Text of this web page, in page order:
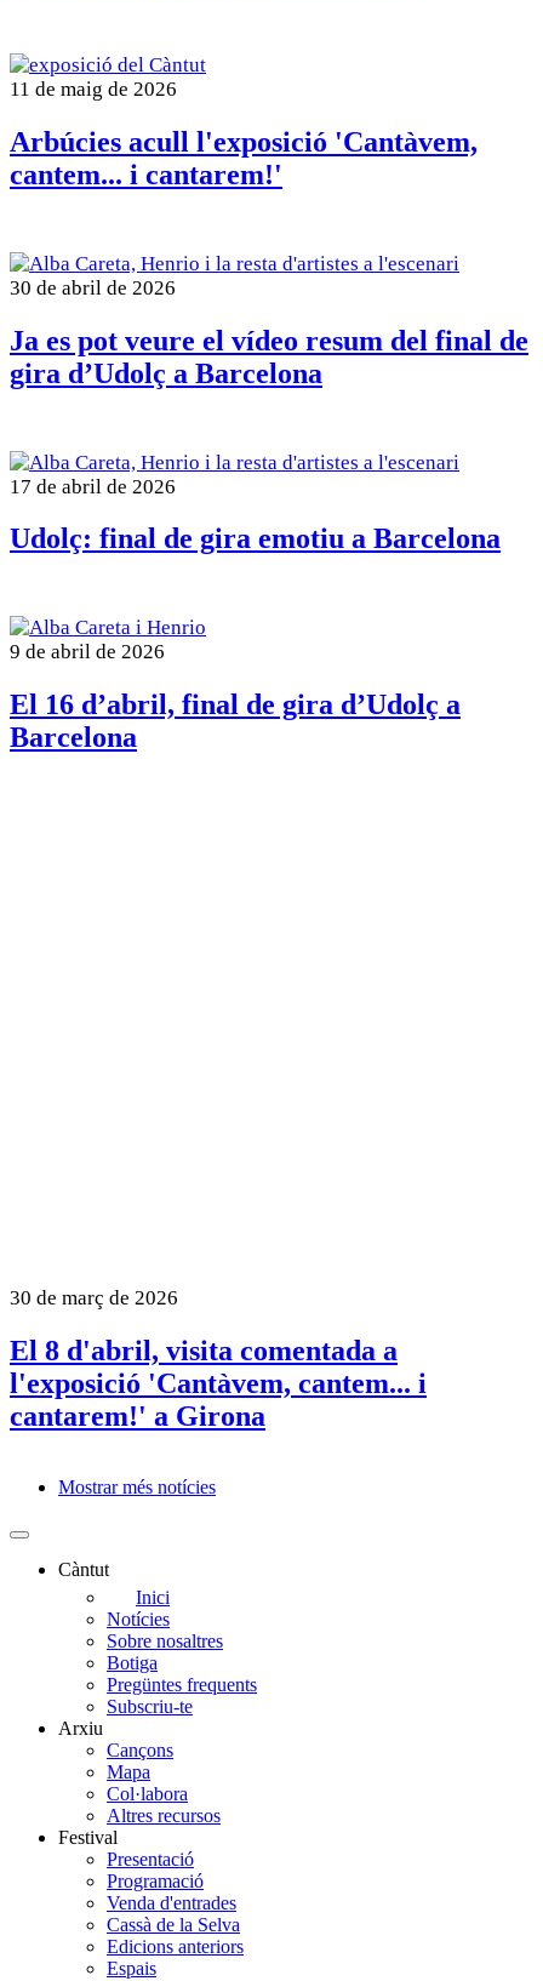
11 de maig de 2026
Arbúcies acull l'exposició 'Cantàvem,
cantem... i cantarem!'
30 de abril de 2026
Ja es pot veure el vídeo resum del final de
gira d’Udolç a Barcelona
17 de abril de 2026
Udolç: final de gira emotiu a Barcelona
9 de abril de 2026
El 16 d’abril, final de gira d’Udolç a
Barcelona
30 de març de 2026
El 8 d'abril, visita comentada a
l'exposició 'Cantàvem, cantem... i
cantarem!' a Girona
Mostrar més notícies
Càntut
Inici
Notícies
Sobre nosaltres
Botiga
Pregüntes frequents
Subscriu-te
Arxiu
Cançons
Mapa
Col·labora
Altres recursos
Festival
Presentació
Programació
Venda d'entrades
Cassà de la Selva
Edicions anteriors
Espais